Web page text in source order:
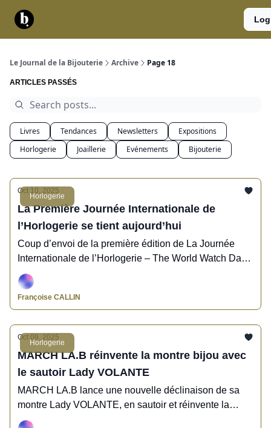
Le Journal de la Bijouterie Archive Page 18
ARTICLES PASSÉS
Livres Tendances Newsletters
Expositions
Horlogerie
Joaillerie Evénements Bijouterie
Horlogerie
Oct 10, 2025
La Première Journée Internationale de
l’Horlogerie se tient aujourd’hui
Coup d’envoi de la première édition de La Journée
Internationale de l’Horlogerie – The World Watch Day
– qui se tiendra tous les ans le 10.10 (10 octobre) en
référence au célèbre affichage 10h10 des montres.
Françoise CALLIN
Horlogerie
Oct 09, 2025
MARCH LA.B réinvente la montre bijou avec
le sautoir Lady VOLANTE
MARCH LA.B lance une nouvelle déclinaison de sa
montre Lady VOLANTE, en sautoir et réinvente la
montre bijou tellement tendance dans les années 60.